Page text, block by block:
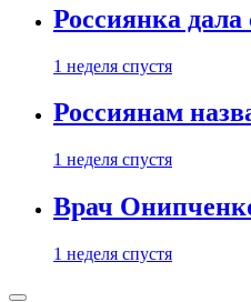
Россиянка
1 неделя спустя
Россиянам
1 неделя спустя
Врач
1 неделя спустя